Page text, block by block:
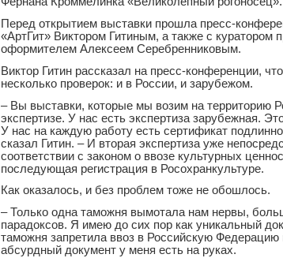
Перед открытием выставки прошла пресс-
«АртГит» Виктором Гитиным, а также с
оформителем Алексеем Серебренниковым.
Виктор Гитин рассказал на пресс-конференции,
несколько проверок: и в России, и зарубежом.
– Вы выставки, которые мы возим на территорию
экспертизе. У нас есть экспертиза зарубежная.
У нас на каждую работу есть сертификат
сказал Гитин. – И вторая экспертиза уже
соответствии с законом о ввозе культурных
последующая регистрация в Росохранкультуре.
Как оказалось, и без проблем тоже не обошлось.
– Только одна таможня вымотала нам нервы,
парадоксов. Я имею до сих пор как уникальный
таможня запретила ввоз в Российскую
абсурдный документ у меня есть на руках.